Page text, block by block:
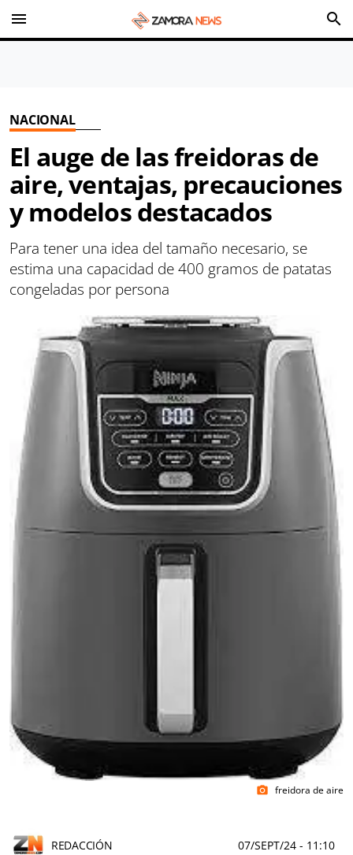
menu search
NACIONAL
El auge de las freidoras de
aire, ventajas, precauciones
y modelos destacados
Para tener una idea del tamaño necesario, se
estima una capacidad de 400 gramos de patatas
congeladas por persona
photo_camera freidora de aire
REDACCIÓN 07/SEPT/24 - 11:10